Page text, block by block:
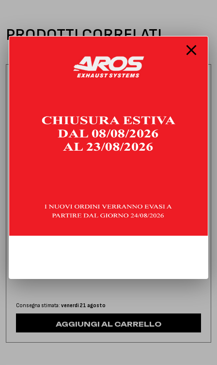
PRODOTTI CORRELATI
Consegna stimata: venerdì 21 agosto
AGGIUNGI AL CARRELLO